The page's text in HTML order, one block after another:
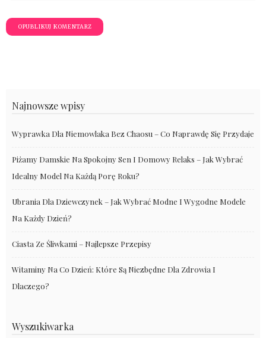
Najnowsze wpisy
Wyprawka Dla Niemowlaka Bez Chaosu – Co Naprawdę Się Przydaje
Piżamy Damskie Na Spokojny Sen I Domowy Relaks – Jak Wybrać
Idealny Model Na Każdą Porę Roku?
Ubrania Dla Dziewczynek – Jak Wybrać Modne I Wygodne Modele
Na Każdy Dzień?
Ciasta Ze Śliwkami – Najlepsze Przepisy
Witaminy Na Co Dzień: Które Są Niezbędne Dla Zdrowia I
Dlaczego?
Wyszukiwarka